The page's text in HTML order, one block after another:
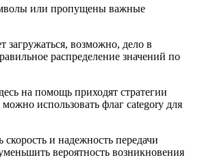
или пропущены важные
загружаться, возможно, дело в
распределение значений по
на помощь приходят стратегии
использовать флаг category для
и надежность передачи
вероятность возникновения